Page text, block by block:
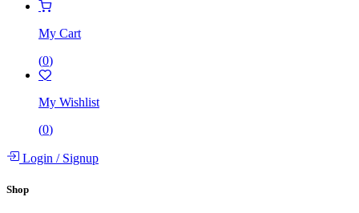
My Cart
(0)
My Wishlist
(0)
Login /Signup
Shop